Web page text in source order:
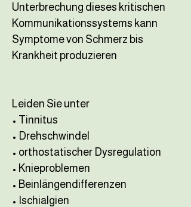
Unterbrechung dieses kritischen
Kommunikationssystems kann
Symptome von Schmerz bis
Krankheit produzieren
Leiden Sie unter
• Tinnitus
• Drehschwindel
• orthostatischer Dysregulation
• Knieproblemen
• Beinlängendifferenzen
• Ischialgien